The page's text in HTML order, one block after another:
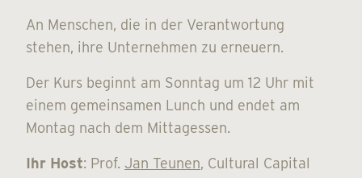
An Menschen, die in der Verantwortung
stehen, ihre Unternehmen zu erneuern.
Der Kurs beginnt am Sonntag um 12 Uhr mit
einem gemeinsamen Lunch und endet am
Montag nach dem Mittagessen.
Ihr Host: Prof. Jan Teunen, Cultural Capital